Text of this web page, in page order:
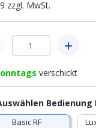
zzgl. MwSt.
verschickt
Bedienung
Basic RF